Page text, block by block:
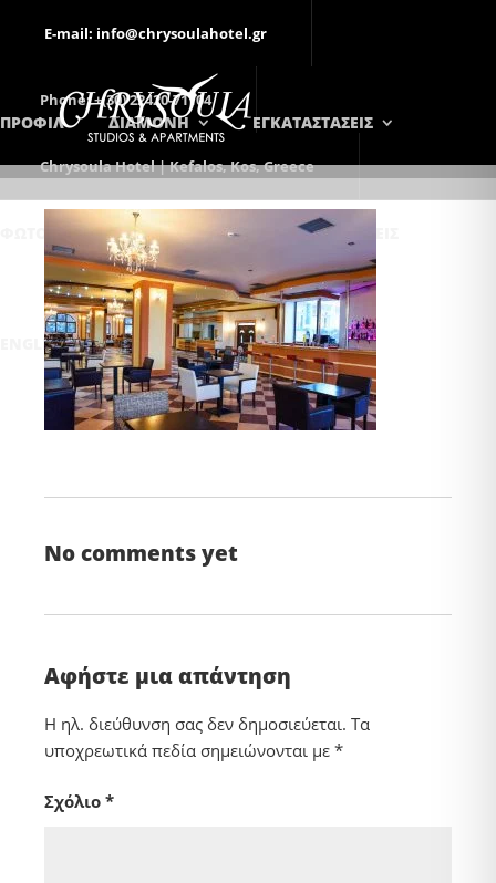
E-mail: info@chrysoulahotel.gr
Phone: +(30) 22420-71104
Chrysoula Hotel | Kefalos, Kos, Greece
ΠΡΟΦΙΛ ΔΙΑΜΟΝΗ ΕΓΚΑΤΑΣΤΑΣΕΙΣ
ΦΩΤΟΓΡΑΦΊΕΣ ΕΠΙΚΟΙΝΩΝΊΑ ΚΡΑΤΉΣΕΙΣ
ENGLISH
No comments yet
Αφήστε μια απάντηση
Η ηλ. διεύθυνση σας δεν δημοσιεύεται. Τα
υποχρεωτικά πεδία σημειώνονται με *
Σχόλιο *